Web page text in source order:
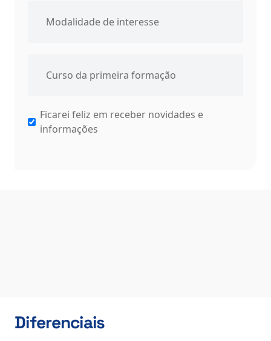
Ficarei feliz em receber novidades e
informações
Diferenciais